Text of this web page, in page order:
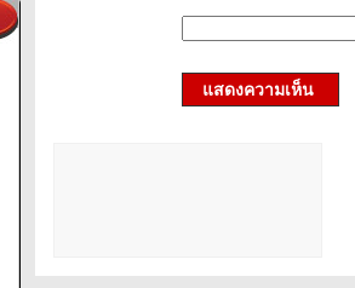
แสดงความเห็น